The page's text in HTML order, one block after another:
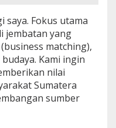
saya. Fokus utama
jembatan yang
matching),
Kami ingin
nilai
Sumatera
sumber